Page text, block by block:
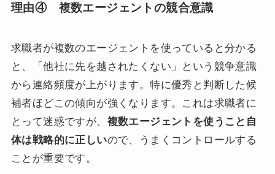
理由④ 複数エージェントの競合意識
求職者が複数のエージェントを使っていると分かる
と、「他社に先を越されたくない」という競争意識
から連絡頻度が上がります。特に優秀と判断した候
補者ほどこの傾向が強くなります。これは求職者に
とって迷惑ですが、 複数エージェントを使うこと自
体は戦略的に正しいので、うまくコントロールする
ことが重要です。